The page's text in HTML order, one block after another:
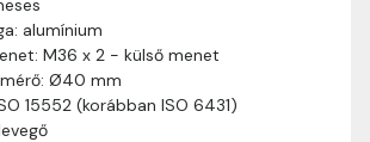
alumínium
M36 x 2 - külső menet
Ø40 mm
15552 (korábban ISO 6431)
értesítünk benneteket.
díj: A szállítási díj függ a termék súlyától
cím távolságától. A pontos szállítási
folyamata során megtekinthetitek,
véglegesítitek.